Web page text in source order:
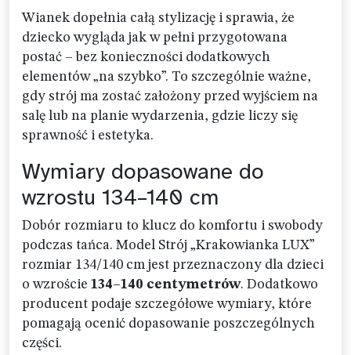
Wianek dopełnia całą stylizację i sprawia, że
dziecko wygląda jak w pełni przygotowana
postać – bez konieczności dodatkowych
elementów „na szybko”. To szczególnie ważne,
gdy strój ma zostać założony przed wyjściem na
salę lub na planie wydarzenia, gdzie liczy się
sprawność i estetyka.
Wymiary dopasowane do
wzrostu 134–140 cm
Dobór rozmiaru to klucz do komfortu i swobody
podczas tańca. Model Strój „Krakowianka LUX”
rozmiar 134/140 cm jest przeznaczony dla dzieci
o wzroście 134–140 centymetrów. Dodatkowo
producent podaje szczegółowe wymiary, które
pomagają ocenić dopasowanie poszczególnych
części.